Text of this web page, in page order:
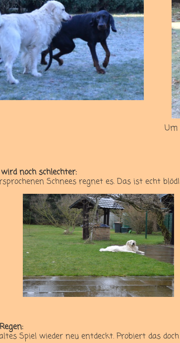
Um
noch schlechter:
Schnees regnet es. Das ist echt blöd!
Spiel wieder neu entdeckt. Probiert das